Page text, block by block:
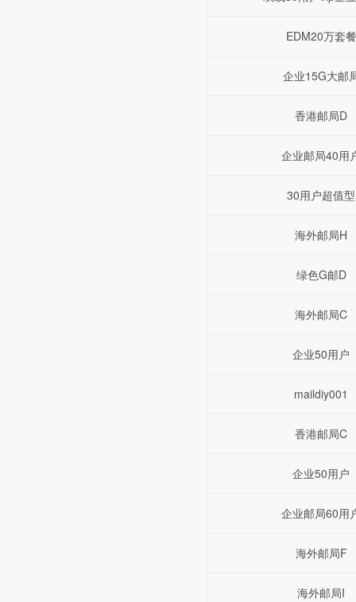
EDM20万套餐
企业15G大邮
香港邮局D
企业邮局40用
30用户超值型
海外邮局H
绿色G邮D
海外邮局C
企业50用户
maildiy001
香港邮局C
企业50用户
企业邮局60用
海外邮局F
海外邮局I